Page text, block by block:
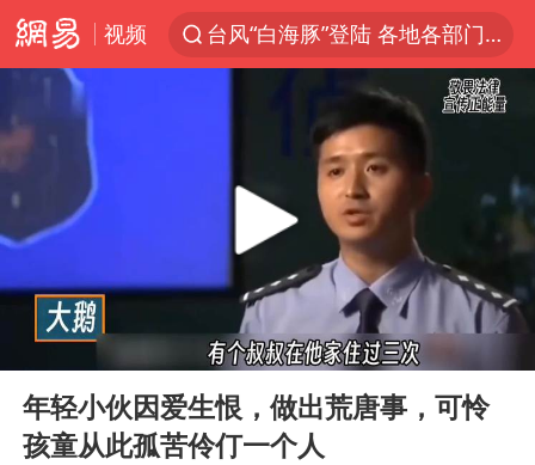
视频
台风“白海豚”登陆 各地各部门全力应对
奥沙利文晋级斯诺克中国公开赛16强
路虎卫士110 HSE限时降价
上海鼓励居家办公
部分银行上调存款利率
小沈阳加盟《披荆斩棘》
朱一龙的鼻子怎么了
大疆错失宇树
Play
00:00 08:03
年轻小伙因爱生恨，做出荒唐事，可怜
孩童从此孤苦伶仃一个人